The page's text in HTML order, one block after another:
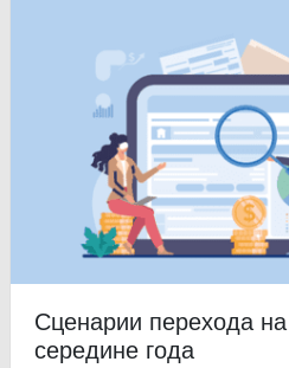
Сценарии перехода
середине года